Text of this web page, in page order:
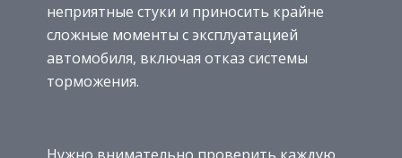
неприятные стуки и приносить крайне
сложные моменты с эксплуатацией
автомобиля, включая отказ системы
торможения.